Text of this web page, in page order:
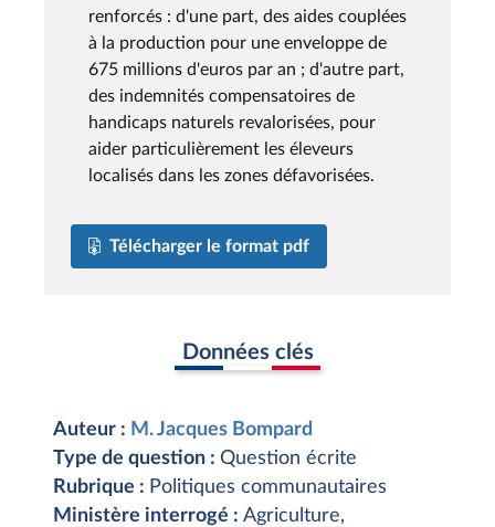
renforcés : d'une part, des aides couplées
à la production pour une enveloppe de
675 millions d'euros par an ; d'autre part,
des indemnités compensatoires de
handicaps naturels revalorisées, pour
aider particulièrement les éleveurs
localisés dans les zones défavorisées.
Télécharger le format pdf
Données clés
Auteur : M. Jacques Bompard
Type de question : Question écrite
Rubrique : Politiques communautaires
Ministère interrogé : Agriculture,